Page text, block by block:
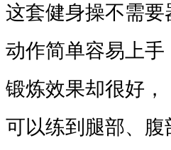
这套健身操不需要
动作简单容易上手
锻炼效果却很好，
可以练到腿部、